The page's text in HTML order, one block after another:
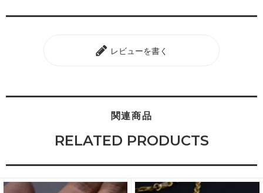
レビューを書く
関連商品
RELATED PRODUCTS